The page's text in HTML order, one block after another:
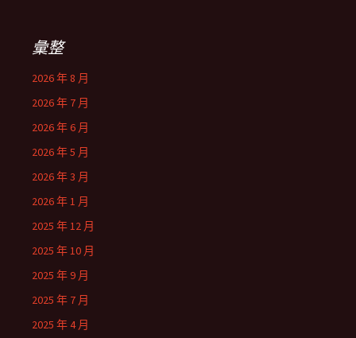
彙整
2026 年 8 月
2026 年 7 月
2026 年 6 月
2026 年 5 月
2026 年 3 月
2026 年 1 月
2025 年 12 月
2025 年 10 月
2025 年 9 月
2025 年 7 月
2025 年 4 月